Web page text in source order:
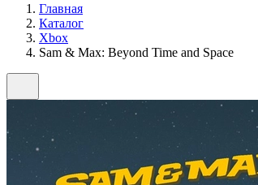
Главная
Каталог
Xbox
Sam & Max: Beyond Time and Space